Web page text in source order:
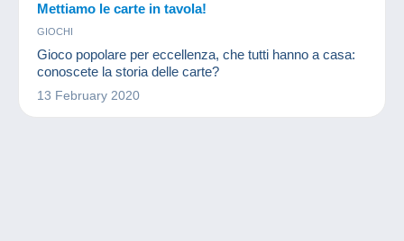
Mettiamo le carte in tavola!
GIOCHI
Gioco popolare per eccellenza, che tutti hanno a casa:
conoscete la storia delle carte?
13 February 2020